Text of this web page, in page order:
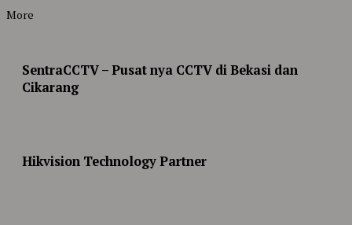
More
SentraCCTV – Pusat nya CCTV di Bekasi dan
Cikarang
Hikvision Technology Partner